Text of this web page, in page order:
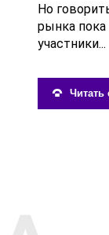
Но
рынка
участники...
Читать